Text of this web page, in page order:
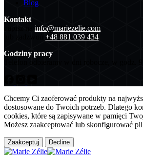
Blog
Kontakt
info@mariezelie.com
+48 881 039 434
Godziny pracy
Chcemy Ci zaoferować produkty na
dostosowane do Twoich potrzeb. Dlatego
cookies, które są zapisywane w pamięci
Możesz zaakceptować lub skonfigurować
Zaakceptuj Decline